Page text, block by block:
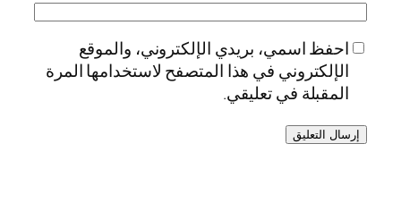
احفظ اسمي، بريدي الإلكتروني، والموقع
الإلكتروني في هذا المتصفح لاستخدامها المرة
المقبلة في تعليقي.